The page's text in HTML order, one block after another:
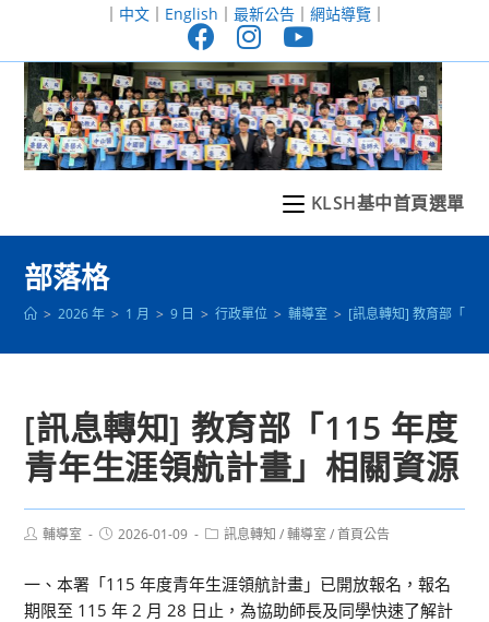
至
｜ 中文｜ English ｜ 最新公告｜ 網站導覽｜
KLSH基中首頁選單
部落格
> 2026 年 > 1 月 > 9 日 > 行政單位 > 輔導室 > [訊息轉知] 教育部「
[訊息轉知] 教育部「115 年度
青年生涯領航計畫」相關資源
Post輔導室
Post2026-01-09
Post訊息轉知 / 輔導室 / 首頁公告
一、本署「115 年度青年生涯領航計畫」已開放報名，報名
期限至 115 年 2 月 28 日止，為協助師長及同學快速了解計